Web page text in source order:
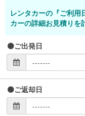
レンタカーの『ご利用
カーの詳細お見積りを
ご出発日
ご返却日